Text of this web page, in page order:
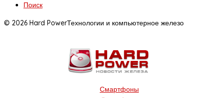
Поиск
© 2026 Hard PowerТехнологии и компьютерное железо
Смартфоны